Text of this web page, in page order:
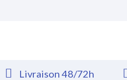
Livraison 48/72h